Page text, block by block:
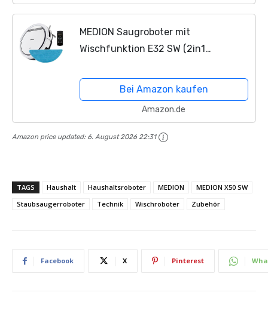
MEDION Saugroboter mit
Wischfunktion E32 SW (2in1
Fliesen, Tierhaare Allergiker optimiert,
Fernbedienung, Ladestation)
Bei Amazon kaufen
Amazon.de
Amazon price updated: 6. August 2026 22:31
TAGS Haushalt Haushaltsroboter MEDION
MEDION X50 SW
Staubsaugerroboter
Technik Wischroboter Zubehör
Facebook X Pinterest